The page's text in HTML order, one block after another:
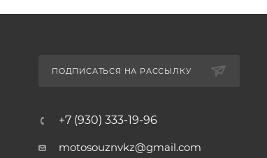
ПОДПИСАТЬСЯ НА РАССЫЛКУ
+7 (930) 333-19-96
motosouznvkz@gmail.com